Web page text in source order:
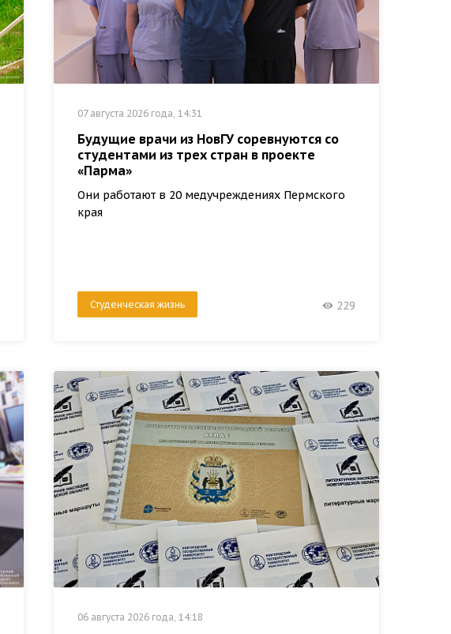
07 августа 2026 года, 14:31
Будущие врачи из НовГУ соревнуются со
студентами из трех стран в проекте
«Парма»
Они работают в 20 медучреждениях Пермского
края
Студенческая жизнь 229
06 августа 2026 года, 14:18